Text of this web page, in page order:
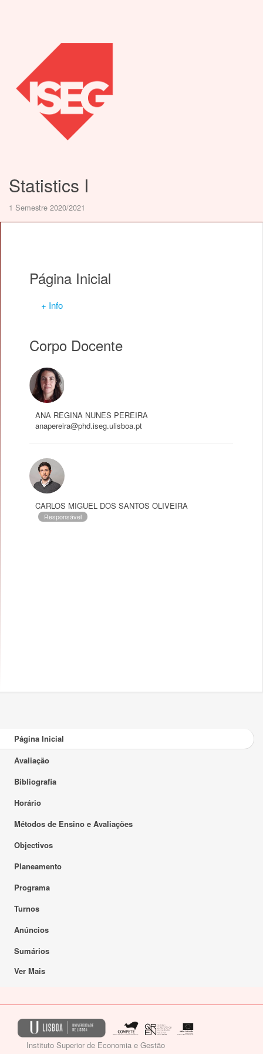
Statistics I
1 Semestre 2020/2021
Página Inicial
+ Info
Corpo Docente
ANA REGINA NUNES PEREIRA
anapereira@phd.iseg.ulisboa.pt
CARLOS MIGUEL DOS SANTOS OLIVEIRA
Responsável
Página Inicial
Avaliação
Bibliografia
Horário
Métodos de Ensino e Avaliações
Objectivos
Planeamento
Programa
Turnos
Anúncios
Sumários
Ver Mais
Instituto Superior de Economia e Gestão